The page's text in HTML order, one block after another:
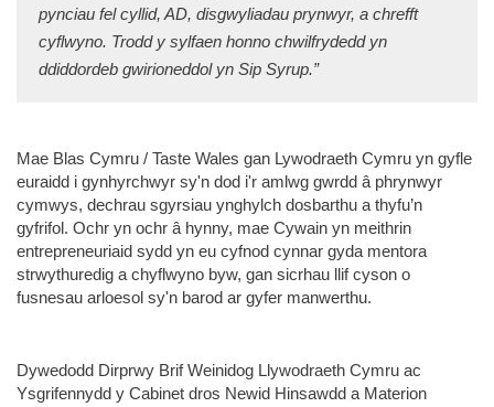
pynciau fel cyllid, AD, disgwyliadau prynwyr, a chrefft
cyflwyno. Trodd y sylfaen honno chwilfrydedd yn
ddiddordeb gwirioneddol yn Sip Syrup.”
Mae Blas Cymru / Taste Wales gan Lywodraeth Cymru yn gyfle
euraidd i gynhyrchwyr sy'n dod i'r amlwg gwrdd â phrynwyr
cymwys, dechrau sgyrsiau ynghylch dosbarthu a thyfu’n
gyfrifol. Ochr yn ochr â hynny, mae Cywain yn meithrin
entrepreneuriaid sydd yn eu cyfnod cynnar gyda mentora
strwythuredig a chyflwyno byw, gan sicrhau llif cyson o
fusnesau arloesol sy'n barod ar gyfer manwerthu.
Dywedodd Dirprwy Brif Weinidog Llywodraeth Cymru ac
Ysgrifennydd y Cabinet dros Newid Hinsawdd a Materion